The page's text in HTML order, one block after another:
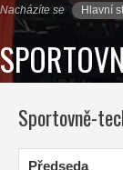
Nacházíte se Hlavní
Sportovně-
Předseda